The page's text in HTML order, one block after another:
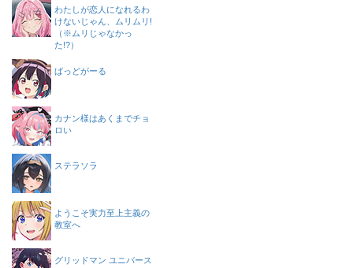
わたしが恋人になれるわ
けないじゃん、ムリムリ!
（※ムリじゃなかっ
た!?）
ばっどがーる
カナン様はあくまでチョ
ロい
ステラソラ
ようこそ実力至上主義の
教室へ
グリッドマン ユニバース